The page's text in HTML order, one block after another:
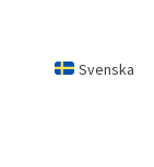
Svenska